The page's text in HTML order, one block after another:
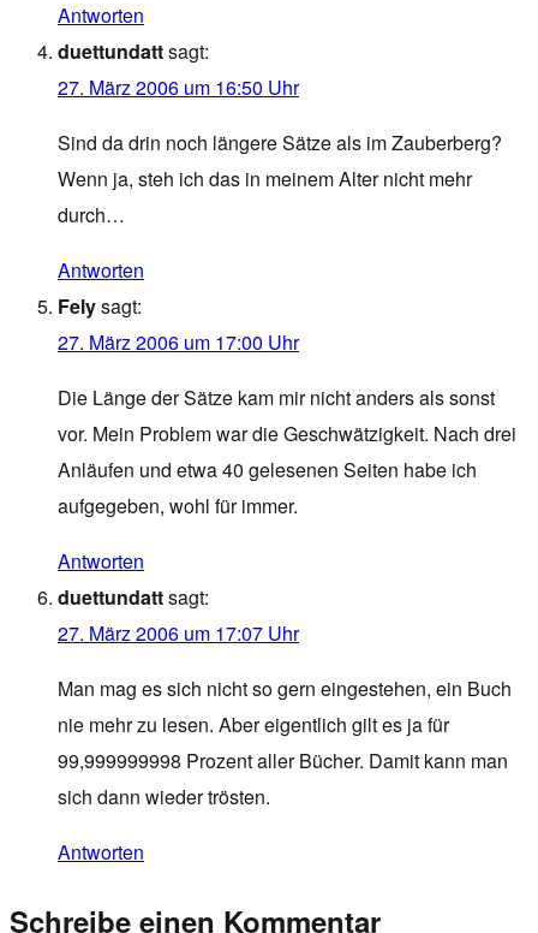
Antworten
duettundattsagt:
27. März 2006 um 16:50 Uhr
Sind da drin noch längere Sätze als im Zauberberg?
Wenn ja, steh ich das in meinem Alter nicht mehr
durch…
Antworten
Felysagt:
27. März 2006 um 17:00 Uhr
Die Länge der Sätze kam mir nicht anders als sonst
vor. Mein Problem war die Geschwätzigkeit. Nach drei
Anläufen und etwa 40 gelesenen Seiten habe ich
aufgegeben, wohl für immer.
Antworten
duettundattsagt:
27. März 2006 um 17:07 Uhr
Man mag es sich nicht so gern eingestehen, ein Buch
nie mehr zu lesen. Aber eigentlich gilt es ja für
99,999999998 Prozent aller Bücher. Damit kann man
sich dann wieder trösten.
Antworten
Schreibe einen Kommentar